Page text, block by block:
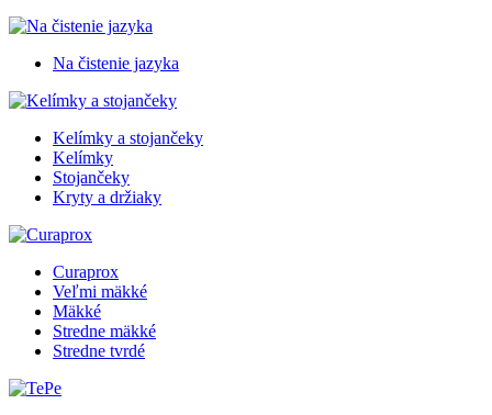
Na čistenie jazyka
Kelímky a stojančeky
Kelímky
Stojančeky
Kryty a držiaky
Curaprox
Veľmi mäkké
Mäkké
Stredne mäkké
Stredne tvrdé